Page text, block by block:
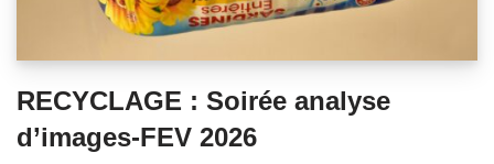
RECYCLAGE : Soirée analyse
d’images-FEV 2026